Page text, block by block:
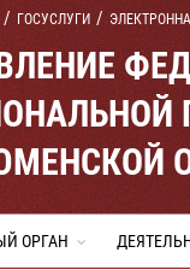
ГОСУСЛУГИ
ОРГАН